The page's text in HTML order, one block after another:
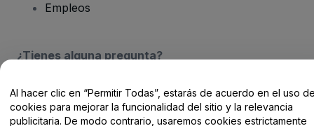
Empleos
¿Tienes alguna pregunta?
Centro de Ayuda / Contacto
Al hacer clic en “Permitir Todas”, estarás de acuerdo en el uso
cookies para mejorar la funcionalidad del sitio y la relevancia
publicitaria. De modo contrario, usaremos cookies estrictamente